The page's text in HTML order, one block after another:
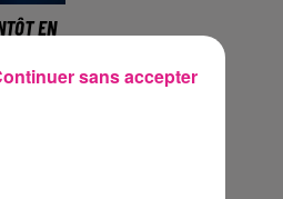
EN
sans accepter